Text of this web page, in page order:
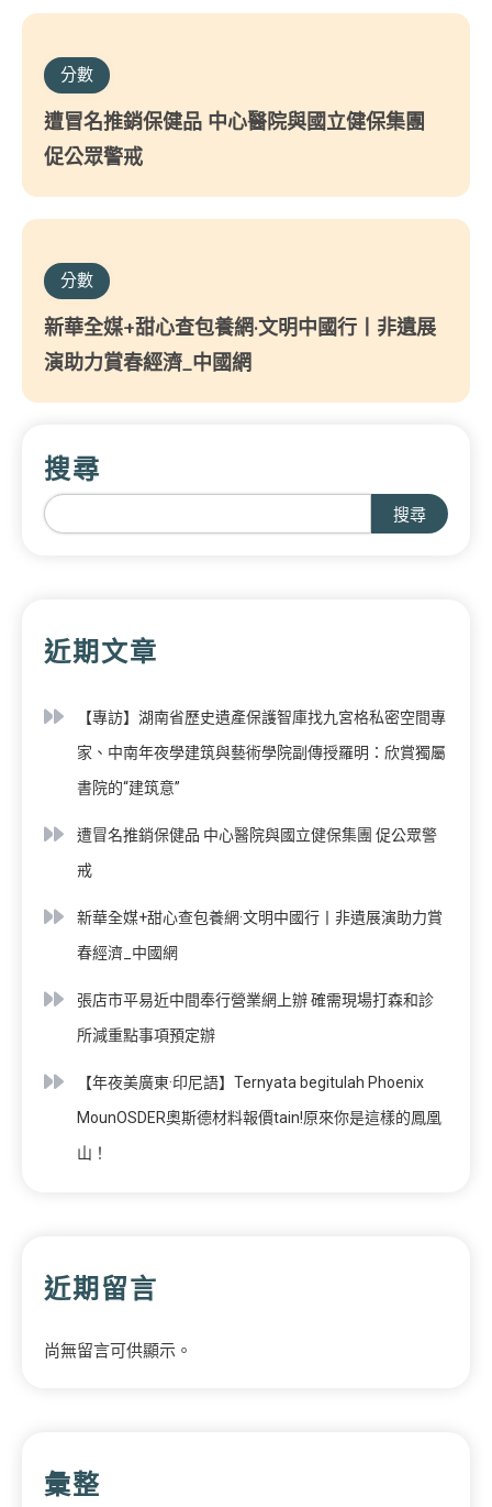
分數
遭冒名推銷保健品 中心醫院與國立健保集團
促公眾警戒
分數
新華全媒+甜心查包養網·文明中國行丨非遺展
演助力賞春經濟_中國網
搜尋
搜尋
近期文章
【專訪】湖南省歷史遺產保護智庫找九宮格私密空間專
家、中南年夜學建筑與藝術學院副傳授羅明：欣賞獨屬
書院的“建筑意”
遭冒名推銷保健品 中心醫院與國立健保集團 促公眾警
戒
新華全媒+甜心查包養網·文明中國行丨非遺展演助力賞
春經濟_中國網
張店市平易近中間奉行營業網上辦 確需現場打森和診
所減重點事項預定辦
【年夜美廣東·印尼語】Ternyata begitulah Phoenix
MounOSDER奧斯德材料報價tain!原來你是這樣的鳳凰
山！
近期留言
尚無留言可供顯示。
彙整